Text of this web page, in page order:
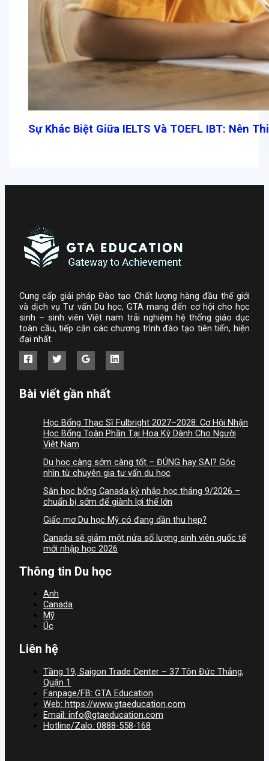
Sự Khác Biệt Giữa IELTS Và TOEFL IBT: Nên
Cung cấp giải pháp Đào tạo Chất lượng hàng đầu thế giới
và dịch vụ Tư vấn Du học, GTA mang đến cơ hội cho học
sinh – sinh viên Việt nam trải nghiệm hệ thống giáo dục
toàn cầu, tiếp cận các chương trình đào tạo tiên tiến, hiện
đại nhất.
Bài viết gần nhất
Học Bổng Thạc Sĩ Fulbright 2027–2028: Cơ Hội Nhận
Học Bổng Toàn Phần Tại Hoa Kỳ Dành Cho Người
Việt Nam
Du học càng sớm càng tốt – ĐÚNG hay SAI? Góc
nhìn từ chuyên gia tư vấn du học
Săn học bổng Canada kỳ nhập học tháng 9/2026 –
chuẩn bị sớm để giành lợi thế lớn
Giấc mơ Du học Mỹ có đang dần thu hẹp?
Canada sẽ giảm một nửa số lượng sinh viên quốc tế
mới nhập học 2026
Thông tin Du học
Anh
Canada
Mỹ
Úc
Liên hệ
Tầng 19, Saigon Trade Center – 37 Tôn Đức Thắng,
Quận 1
Fanpage/FB: GTA Education
Web: https://www.gtaeducation.com
Email: info@gtaeducation.com
Hotline/Zalo: 0888-558-168